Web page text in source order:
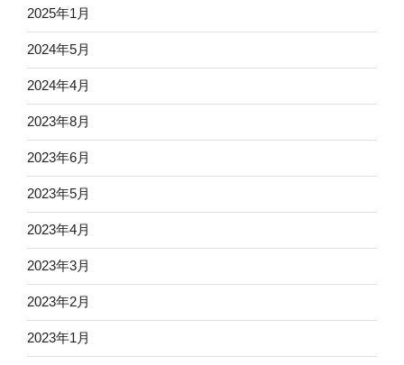
2025年1月
2024年5月
2024年4月
2023年8月
2023年6月
2023年5月
2023年4月
2023年3月
2023年2月
2023年1月